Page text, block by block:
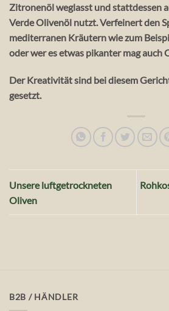
Zitronenöl weglasst und stattdessen
Verde Olivenöl nutzt. Verfeinert den
mediterranen Kräutern wie zum
oder wer es etwas pikanter mag auch
Der Kreativität sind bei diesem
gesetzt.
Unsere luftgetrockneten
Oliven
B2B / HÄNDLER